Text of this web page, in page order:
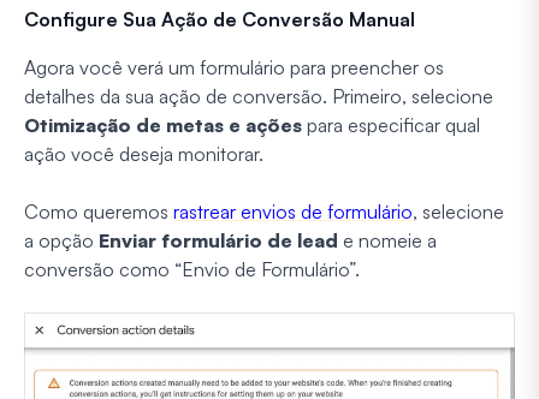
Configure Sua Ação de Conversão Manual
Agora você verá um formulário para preencher os
detalhes da sua ação de conversão. Primeiro, selecione
Otimização de metas e ações para especificar qual
ação você deseja monitorar.
Como queremos rastrear envios de formulário, selecione
a opção Enviar formulário de lead e nomeie a
conversão como “Envio de Formulário”.